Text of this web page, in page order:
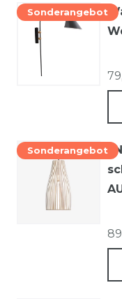
Sonderangebot
Sonderangebot